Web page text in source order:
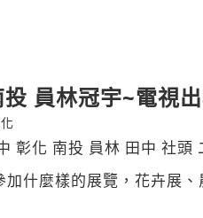
員林冠宇~電視
彰化 南投 員林 田中 社頭
加什麼樣的展覽，花卉展